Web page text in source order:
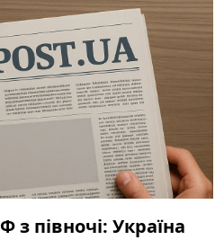
з півночі: Україна